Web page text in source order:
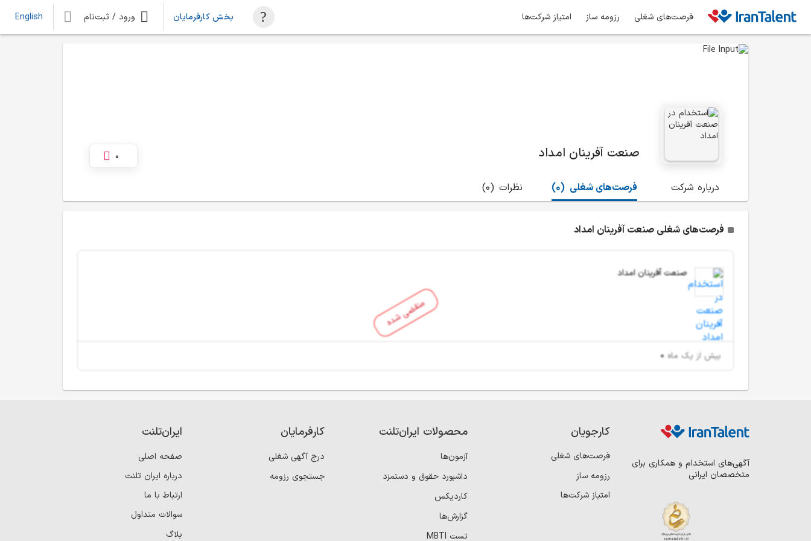
فرصت‌های شغلی رزومه ساز امتیاز شرکت‌ها بخش کارفرمایان ورود / ثبت‌نام English
صنعت آفرینان امداد 0
درباره شرکت (0) فرصت‌های شغلی (0) نظرات
فرصت‌های شغلی صنعت آفرینان امداد
منقضی شده
صنعت آفرینان امداد
بیش از یک ماه
آگهی‌های استخدام و همکاری برای
متخصصان ایرانی
کارجویان
فرصت‌های شغلی
رزومه ساز
امتیاز شرکت‌ها
محصولات ایران‌تلنت
آزمون‌ها
داشبورد حقوق و دستمزد
کاردیکس
گزارش‌ها
تست MBTI
کارفرمایان
درج آگهی شغلی
جستجوی رزومه
ایران‌تلنت
صفحه اصلی
درباره ایران تلنت
ارتباط با ما
سوالات متداول
بلاگ